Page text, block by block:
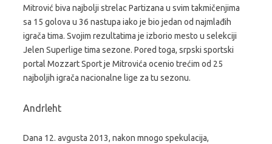
Mitrović biva najbolji strelac Partizana u svim takmičenjima
sa 15 golova u 36 nastupa iako je bio jedan od najmlađih
igrača tima. Svojim rezultatima je izborio mesto u selekciji
Jelen Superlige tima sezone. Pored toga, srpski sportski
portal Mozzart Sport je Mitrovića ocenio trećim od 25
najboljih igrača nacionalne lige za tu sezonu.
Andrleht
Dana 12. avgusta 2013, nakon mnogo spekulacija,